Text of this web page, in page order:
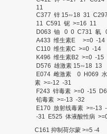
11
C377 锌 15∽18 31
11 C591 铌 >=16 11
D063 铀 0 0 C731 氡
A433 维生素E >=0 -14
C110 维生素C >=0 -14
K496 维生素B2 >=0 -
D576 雄激素 15∽18 13
E074 雌激素 0 H069
素 >=-12 -31
F243 锌毒素 >=0 -15
铅毒素 >=-13 -32
E170 放射线毒素 >=-13
-31 E525 体液酸性病
C161 抑制荷尔蒙 >=5 -4